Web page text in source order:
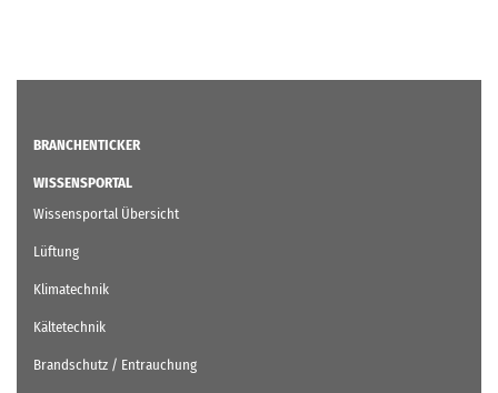
BRANCHENTICKER
WISSENSPORTAL
Wissensportal Übersicht
Lüftung
Klimatechnik
Kältetechnik
Brandschutz / Entrauchung